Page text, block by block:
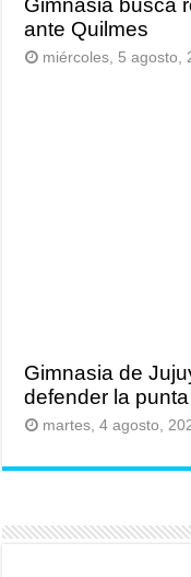
Gimnasia busca
ante Quilmes
miércoles, 5 agosto,
Gimnasia de
defender la
martes, 4 agosto,